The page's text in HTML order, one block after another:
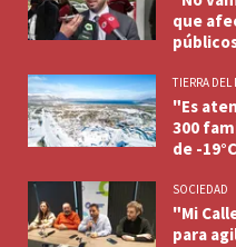
que
TIERRA DEL
"Es
300
de -19°C
SOCIEDAD
"Mi
para